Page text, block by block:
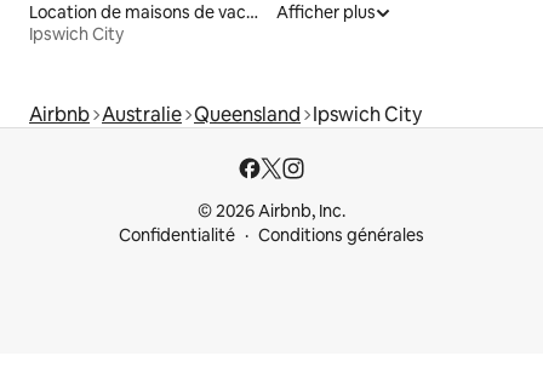
Location de maisons de vacances
Ipswich City
Afficher plus
Airbnb Australie Queensland Ipswich City
© 2026 Airbnb, Inc.
Confidentialité
Conditions générales